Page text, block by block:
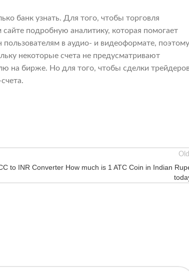
банк узнать. Для того, чтобы торговля
подробную аналитику, которая помогает
в аудио- и видеоформате, поэтому
некоторые счета не предусматривают
на бирже. Но для того, чтобы сделки
to INR Converter How much is 1 ATC Coin in Indian